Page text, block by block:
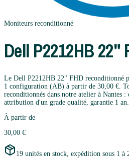
Moniteurs reconditionné
Dell P2212HB 22"
Le Dell P2212HB 22" FHD reconditionné
1 configuration (AB) à partir de 30,00 €.
reconditionnés dans notre atelier à Nantes
attribution d'un grade qualité, garantie 1 an.
À partir de
30,00 €
19 unités en stock, expédition sous 1 à